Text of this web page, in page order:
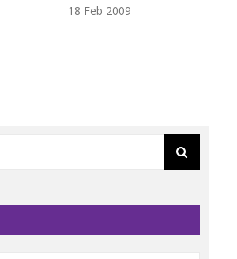
18 Feb 2009